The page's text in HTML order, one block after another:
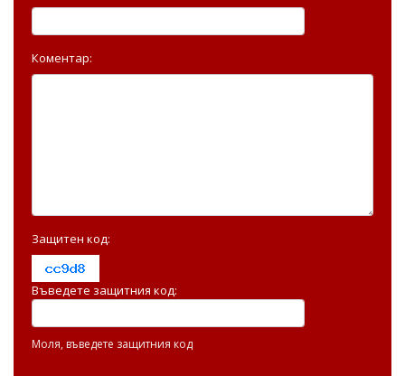
Коментар:
Защитен код:
Въведете защитния код:
Моля, въведете защитния код